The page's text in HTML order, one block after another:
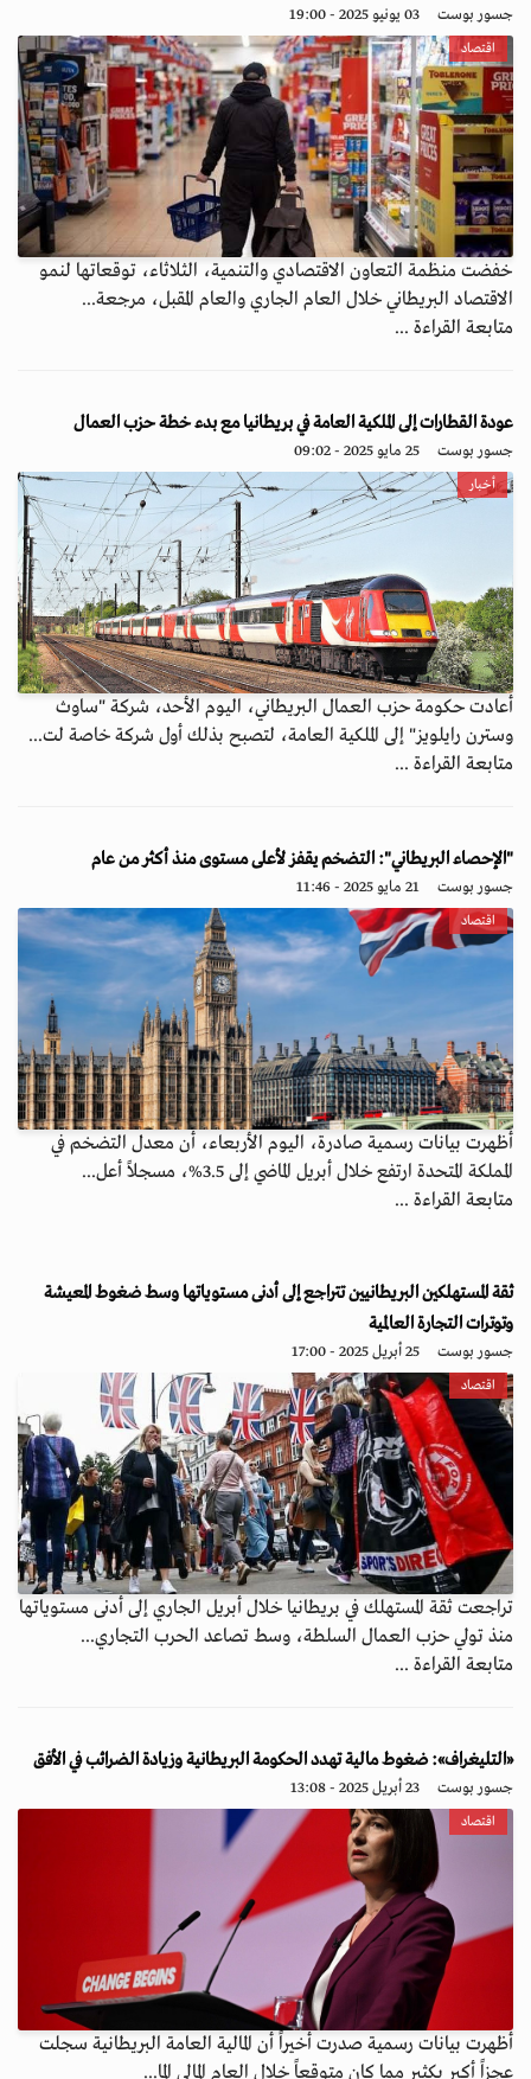
جسور بوست 03 يونيو 2025 - 19:00
اقتصاد
خفضت منظمة التعاون الاقتصادي والتنمية، الثلاثاء، توقعاتها لنمو
الاقتصاد البريطاني خلال العام الجاري والعام المقبل، مرجعة...
متابعة القراءة ...
عودة القطارات إلى الملكية العامة في بريطانيا مع بدء خطة حزب العمال
جسور بوست 25 مايو 2025 - 09:02
أخبار
أعادت حكومة حزب العمال البريطاني، اليوم الأحد، شركة "ساوث
وسترن رايلويز" إلى الملكية العامة، لتصبح بذلك أول شركة خاصة لت...
متابعة القراءة ...
"الإحصاء البريطاني": التضخم يقفز لأعلى مستوى منذ أكثر من عام
جسور بوست 21 مايو 2025 - 11:46
اقتصاد
أظهرت بيانات رسمية صادرة، اليوم الأربعاء، أن معدل التضخم في
المملكة المتحدة ارتفع خلال أبريل الماضي إلى 3.5%، مسجلاً أعل...
متابعة القراءة ...
ثقة المستهلكين البريطانيين تتراجع إلى أدنى مستوياتها وسط ضغوط المعيشة
وتوترات التجارة العالمية
جسور بوست 25 أبريل 2025 - 17:00
اقتصاد
تراجعت ثقة المستهلك في بريطانيا خلال أبريل الجاري إلى أدنى مستوياتها
منذ تولي حزب العمال السلطة، وسط تصاعد الحرب التجاري...
متابعة القراءة ...
«التليغراف»: ضغوط مالية تهدد الحكومة البريطانية وزيادة الضرائب في الأفق
جسور بوست 23 أبريل 2025 - 13:08
اقتصاد
أظهرت بيانات رسمية صدرت أخيراً أن المالية العامة البريطانية سجلت
عجزاً أكبر بكثير مما كان متوقعاً خلال العام المالي الما...